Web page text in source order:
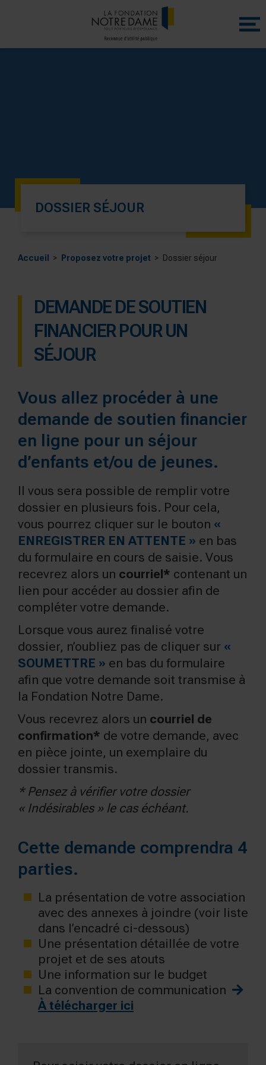
Menu
DOSSIER SÉJOUR
Accueil Proposez votre projet Dossier séjour
DEMANDE DE SOUTIEN
FINANCIER POUR UN
SÉJOUR
Vous allez procéder à une
demande de soutien financier
en ligne pour un séjour
d’enfants et/ou de jeunes.
Il vous sera possible de remplir votre
dossier en plusieurs fois. Pour cela,
vous pourrez cliquer sur le bouton «
ENREGISTRER EN ATTENTE » en bas
du formulaire en cours de saisie. Vous
recevrez alors un courriel* contenant un
lien pour accéder au dossier afin de
compléter votre demande.
Lorsque vous aurez finalisé votre
dossier, n’oubliez pas de cliquer sur «
SOUMETTRE » en bas du formulaire
afin que votre demande soit transmise à
la Fondation Notre Dame.
Vous recevrez alors un courriel de
confirmation* de votre demande, avec
en pièce jointe, un exemplaire du
dossier transmis.
* Pensez à vérifier votre dossier
« Indésirables » le cas échéant.
Cette demande comprendra 4
parties.
La présentation de votre association
avec des annexes à joindre (voir liste
dans l’encadré ci-dessous)
Une présentation détaillée de votre
projet et de ses atouts
Une information sur le budget
La convention de communication
À télécharger ici